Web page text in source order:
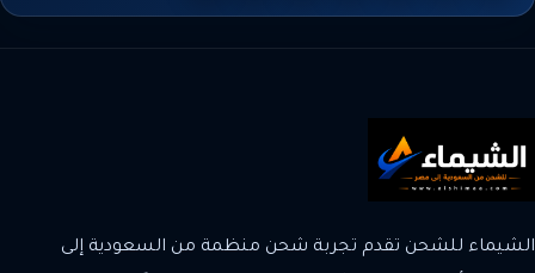
الشيماء للشحن تقدم تجربة شحن منظمة من السعودية إلى